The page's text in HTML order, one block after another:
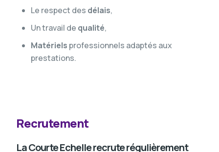
Le respect des délais,
Un travail de qualité,
Matériels professionnels adaptés aux
prestations.
Recrutement
La Courte Echelle recrute régulièrement